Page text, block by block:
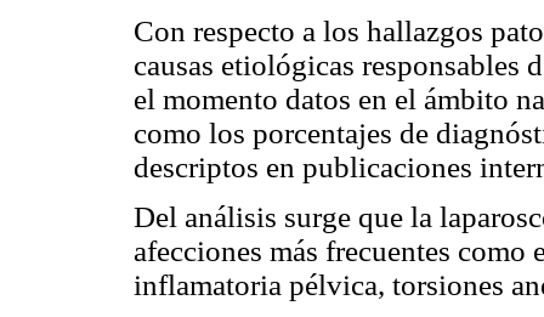
Con respecto a los hallazgos
causas etiológicas responsables
el momento datos en el ámbito
como los porcentajes de
descriptos en publicaciones
Del análisis surge que la
afecciones más frecuentes como
inflamatoria pélvica, torsiones